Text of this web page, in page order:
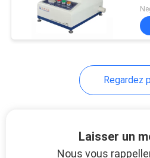
Regardez
Laisser un
Nous vous